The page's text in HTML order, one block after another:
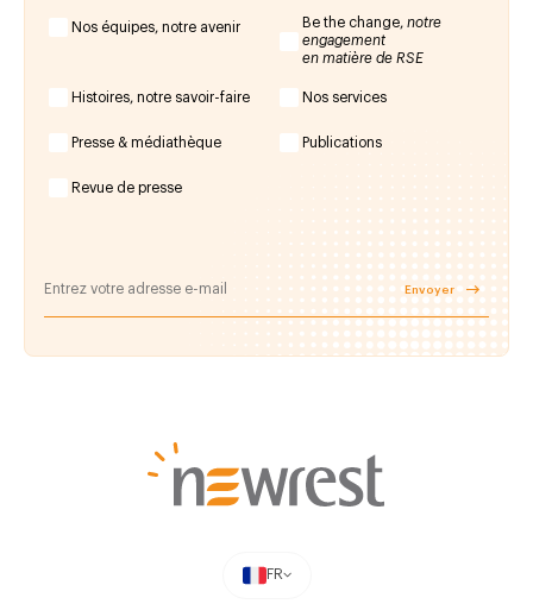
Nos équipes, notre avenir Be the change, notre
engagement
en matière de RSE
Histoires, notre savoir-faire Nos services
Presse & médiathèque Publications
Revue de presse
Envoyer
FR